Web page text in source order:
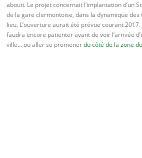
abouti. Le projet concernait l’implantation d’un
de la gare clermontoise, dans la dynamique
lieu. L’ouverture aurait été prévue courant 2017.
faudra encore patienter avant de voir l’arrivée
ville… ou aller se promenerdu côté de la zone